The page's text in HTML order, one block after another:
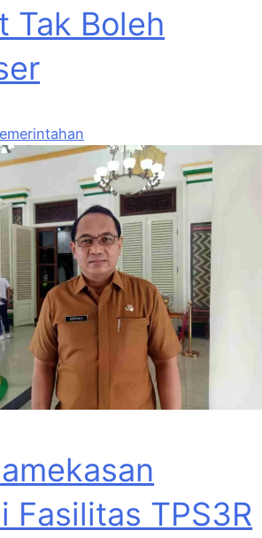
Tak Boleh
Fasilitas TPS3R